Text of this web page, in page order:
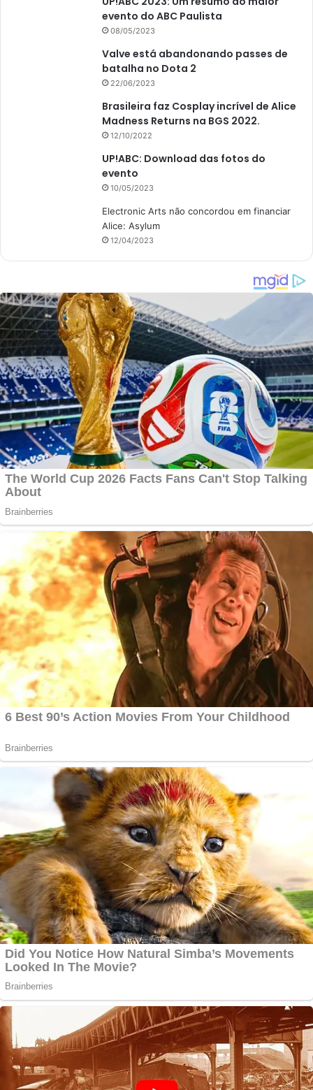
evento do ABC Paulista
08/05/2023
Valve está abandonando passes de
batalha no Dota 2
22/06/2023
Brasileira faz Cosplay incrível de Alice
Madness Returns na BGS 2022.
12/10/2022
UP!ABC: Download das fotos do
evento
10/05/2023
Electronic Arts não concordou em financiar
Alice: Asylum
12/04/2023